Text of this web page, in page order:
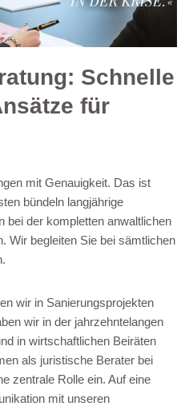
Schnelle
für
mit Genauigkeit. Das ist
bündeln langjährige
bei der kompletten anwaltlichen
Wir begleiten Sie bei sämtlichen
wir in Sanierungsprojekten
wir in der jahrzehntelangen
in wirtschaftlichen Beiräten
als juristische Berater bei
zentrale Rolle ein. Auf eine
mit unseren